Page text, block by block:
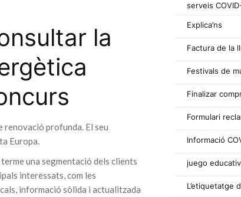
la
renovació profunda. El seu
Europa.
una segmentació dels clients
interessats, com les
informació sòlida i actualitzada
serveis
Explica’ns
Factura de la
Festivals de
Finalizar
Formulari
Informació
juego
L’etiquetatge